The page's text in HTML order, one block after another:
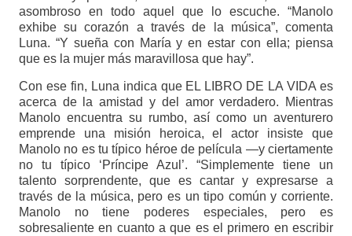
asombroso en todo aquel que lo escuche. “Manolo
exhibe su corazón a través de la música”, comenta
Luna. “Y sueña con María y en estar con ella; piensa
que es la mujer más maravillosa que hay”.
Con ese fin, Luna indica que EL LIBRO DE LA VIDA es
acerca de la amistad y del amor verdadero. Mientras
Manolo encuentra su rumbo, así como un aventurero
emprende una misión heroica, el actor insiste que
Manolo no es tu típico héroe de película —y ciertamente
no tu típico ‘Príncipe Azul’. “Simplemente tiene un
talento sorprendente, que es cantar y expresarse a
través de la música, pero es un tipo común y corriente.
Manolo no tiene poderes especiales, pero es
sobresaliente en cuanto a que es el primero en escribir